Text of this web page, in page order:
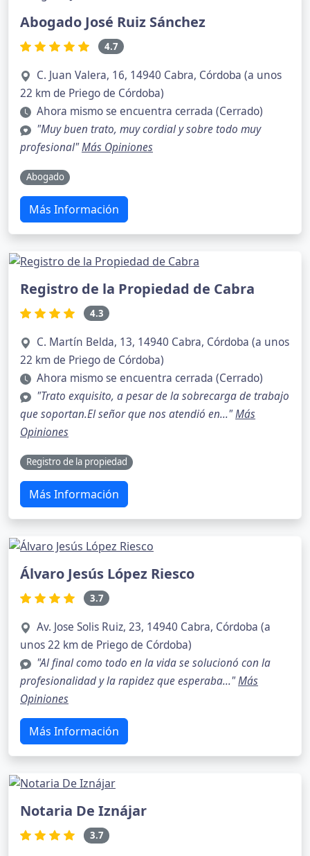
Abogado José Ruiz Sánchez
4.7
C. Juan Valera, 16, 14940 Cabra, Córdoba (a unos
22 km de Priego de Córdoba)
Ahora mismo se encuentra cerrada (Cerrado)
"Muy buen trato, muy cordial y sobre todo muy
profesional"Más Opiniones
Abogado
Más Información
Registro de la Propiedad de Cabra
4.3
C. Martín Belda, 13, 14940 Cabra, Córdoba (a unos
22 km de Priego de Córdoba)
Ahora mismo se encuentra cerrada (Cerrado)
"Trato exquisito, a pesar de la sobrecarga de trabajo
que soportan.El señor que nos atendió en..."Más
Opiniones
Registro de la propiedad
Más Información
Álvaro Jesús López Riesco
3.7
Av. Jose Solis Ruiz, 23, 14940 Cabra, Córdoba (a
unos 22 km de Priego de Córdoba)
"Al final como todo en la vida se solucionó con la
profesionalidad y la rapidez que esperaba..."Más
Opiniones
Más Información
Notaria De Iznájar
3.7